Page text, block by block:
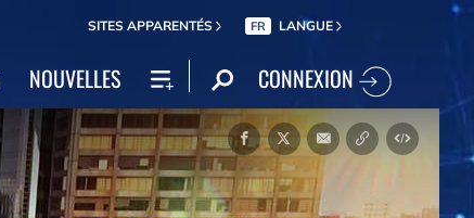
SITES APPARENTÉS FR LANGUE
NOUVELLES CONNEXION